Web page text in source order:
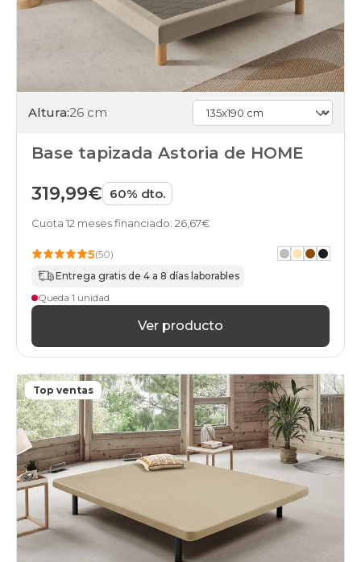
Altura:26 cm
Base tapizada Astoria de HOME
319,99€ 60% dto.
Cuota 12 meses financiado: 26,67€
5(50)
Entrega gratis de 4 a 8 días laborables
Queda 1 unidad
Ver producto
Top ventas